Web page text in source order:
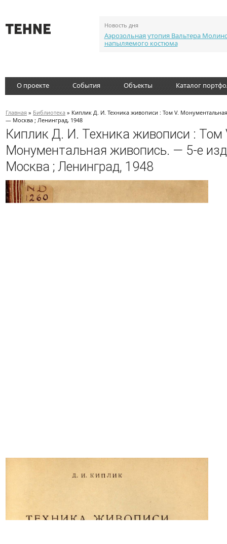
Новость дня
Аэрозольная утопия Вальтера
напыляемого костюма
О проекте События Объекты Каталог
Главная » Библиотека » Киплик Д. И. Техника живописи : Том V.
— Москва ; Ленинград, 1948
Киплик Д. И. Техника живописи : Том
Монументальная живопись. — 5-е
Москва ; Ленинград, 1948